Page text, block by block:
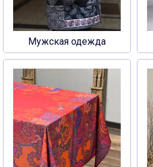
Мужская одежда